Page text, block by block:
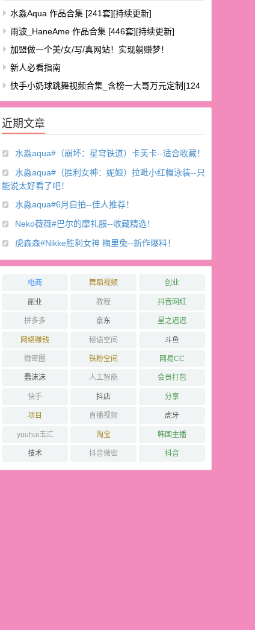
水淼aqua 作品合集 [241套][持续更新]
雨波_HaneAme 作品合集 [446套][持续更新]
加盟做一个美/女/写/真网站！实现躺赚梦！
新人必看指南
快手小奶球跳舞视频合集_含榜一大哥万元定制[124
V/8.48G]
近期文章
水淼aqua#（崩坏：星穹铁道）卡芙卡--适合收藏！
水淼aqua#（胜利女神：妮姬）拉毗小红帽泳装--只
能说太好看了吧！
水淼aqua#6月自拍--佳人推荐！
Neko薇薇#巴尔的摩礼服--收藏精选！
虎森森#Nikke胜利女神 梅里兔--新作爆料！
电商 舞蹈视频 创业
副业 教程 抖音网红
拼多多 京东 星之迟迟
网络赚钱 秘语空间 斗鱼
微密圈 铁粉空间 网易CC
蠢沫沫 人工智能 会员打包
快手 抖店 分享
项目 直播视频 虎牙
yuuhui玉汇 淘宝 韩国主播
技术 抖音微密 抖音